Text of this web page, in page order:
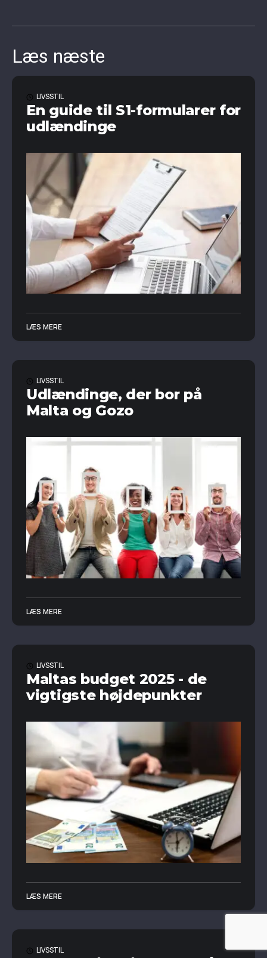
Læs næste
LIVSSTIL
En guide til S1-formularer for
udlændinge
LÆS MERE
LIVSSTIL
Udlændinge, der bor på
Malta og Gozo
LÆS MERE
LIVSSTIL
Maltas budget 2025 - de
vigtigste højdepunkter
LÆS MERE
LIVSSTIL